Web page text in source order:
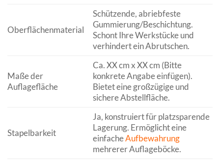
Oberflächenmaterial
Schützende, abriebfeste
Gummierung/Beschichtung.
Schont Ihre Werkstücke und
verhindert ein Abrutschen.
Maße der
Auflagefläche
Ca. XX cm x XX cm (Bitte
konkrete Angabe einfügen).
Bietet eine großzügige und
sichere Abstellfläche.
Stapelbarkeit
Ja, konstruiert für platzsparende
Lagerung. Ermöglicht eine
einfacheAufbewahrung
mehrerer Auflageböcke.